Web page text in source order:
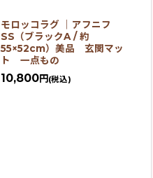
モロッコラグ ｜アフニフ
SS（ブラックA / 約
55×52cm）美品 玄関マッ
ト 一点もの
10,800円 (税込)